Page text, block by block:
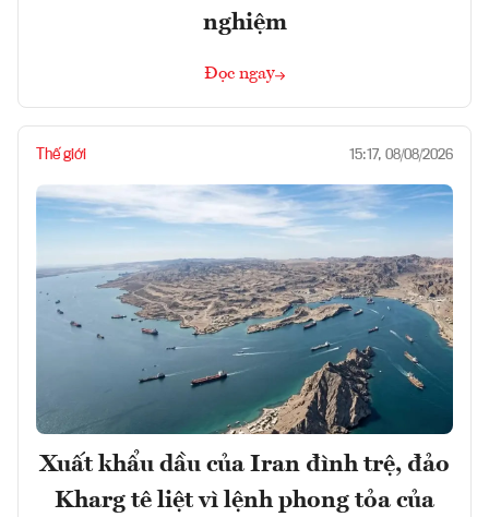
nghiệm
Đọc ngay
Thế giới 15:17, 08/08/2026
Xuất khẩu dầu của Iran đình trệ, đảo
Kharg tê liệt vì lệnh phong tỏa của